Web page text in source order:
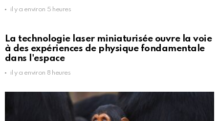
il y a environ 5 heures
La technologie laser miniaturisée ouvre la voie
à des expériences de physique fondamentale
dans l'espace
il y a environ 8 heures